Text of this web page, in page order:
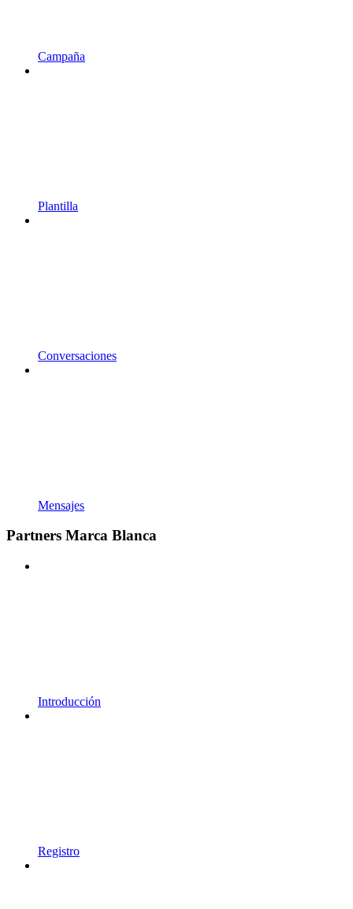
Campaña
Plantilla
Conversaciones
Mensajes
Partners Marca Blanca
Introducción
Registro